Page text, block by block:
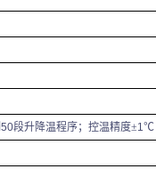
50段升降温程序；控温精度±1℃